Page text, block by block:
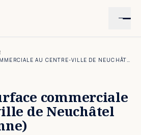
AU CENTRE-VILLE DE NEUCHÂTEL (ZONE PIÉTONNE)
commerciale
de Neuchâtel